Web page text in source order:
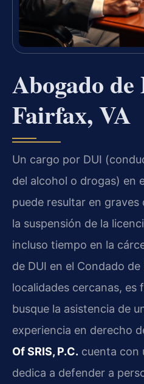
Abogado
Fairfax, VA
Un cargo por DUI
del alcohol o drogas) en
puede resultar en
la suspensión de la
incluso tiempo en la
de DUI en el Condado
localidades cercanas, es
busque la asistencia de
experiencia en derecho
Of SRIS, P.C. cuenta con
dedica a defender a